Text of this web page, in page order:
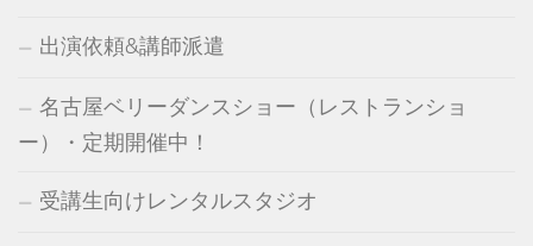
出演依頼&講師派遣
名古屋ベリーダンスショー（レストランショ
ー）・定期開催中！
受講生向けレンタルスタジオ